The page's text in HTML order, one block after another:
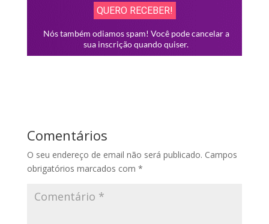
Comentários
O seu endereço de email não será publicado. Campos
obrigatórios marcados com *